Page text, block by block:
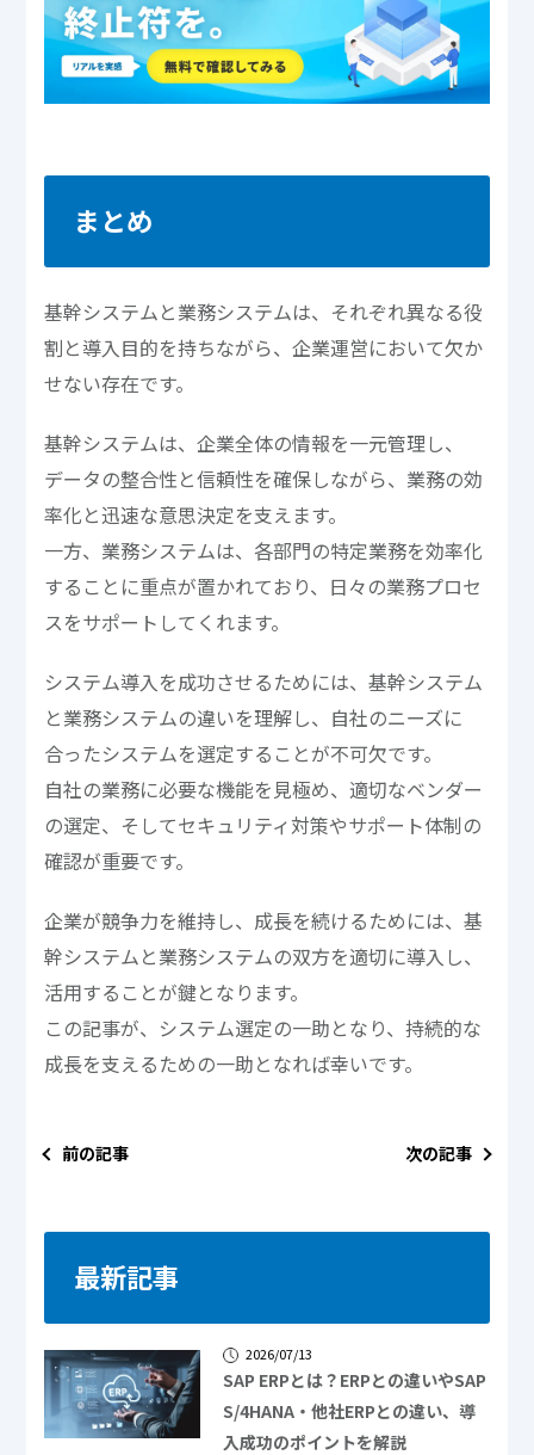
まとめ
基幹システムと業務システムは、それぞれ異なる役
割と導入目的を持ちながら、企業運営において欠か
せない存在です。
基幹システムは、企業全体の情報を一元管理し、
データの整合性と信頼性を確保しながら、業務の効
率化と迅速な意思決定を支えます。
一方、業務システムは、各部門の特定業務を効率化
することに重点が置かれており、日々の業務プロセ
スをサポートしてくれます。
システム導入を成功させるためには、基幹システム
と業務システムの違いを理解し、自社のニーズに
合ったシステムを選定することが不可欠です。
自社の業務に必要な機能を見極め、適切なベンダー
の選定、そしてセキュリティ対策やサポート体制の
確認が重要です。
企業が競争力を維持し、成長を続けるためには、基
幹システムと業務システムの双方を適切に導入し、
活用することが鍵となります。
この記事が、システム選定の一助となり、持続的な
成長を支えるための一助となれば幸いです。
前の記事 次の記事
最新記事
2026/07/13
SAP ERPとは？ERPとの違いやSAP
S/4HANA・他社ERPとの違い、導
入成功のポイントを解説